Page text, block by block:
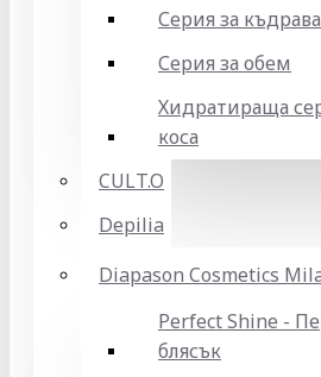
Серия за
Серия за обем
Хидратираща
коса
CULT.O
Depilia
Diapason Cosmetics
Perfect Shine -
блясък